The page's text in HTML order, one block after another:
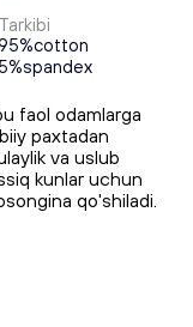
Tarkibi
5%spandex
faol odamlarga
paxtadan
va uslub
kunlar uchun
qo'shiladi.